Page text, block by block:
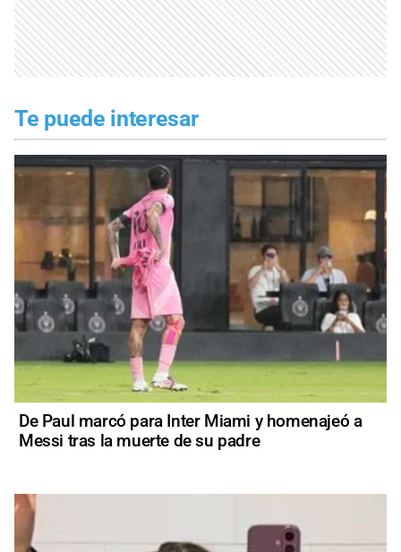
Te puede interesar
De Paul marcó para Inter Miami y homenajeó a
Messi tras la muerte de su padre